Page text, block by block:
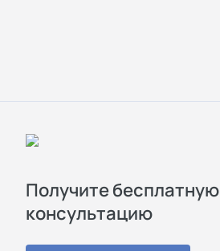
Получите бесплатную
консультацию